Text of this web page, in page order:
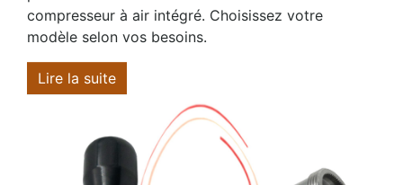
compresseur à air intégré. Choisissez votre
modèle selon vos besoins.
Lire la suite